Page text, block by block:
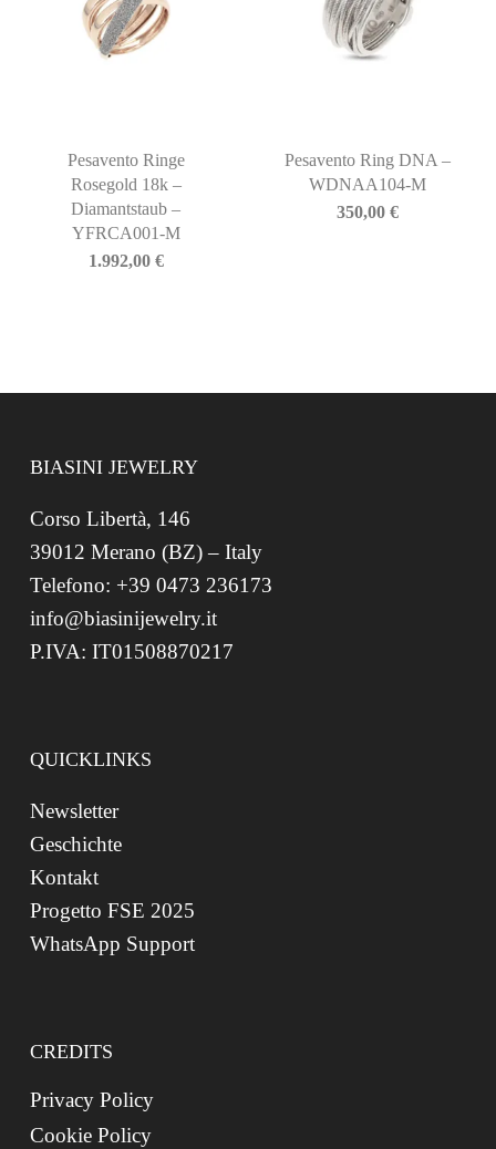
Pesavento Ringe
Rosegold 18k –
Diamantstaub –
YFRCA001-M
1.992,00 €
Pesavento Ring DNA –
WDNAA104-M
350,00€
BIASINI JEWELRY
Corso Libertà, 146
39012 Merano (BZ) – Italy
Telefono: +39 0473 236173
info@biasinijewelry.it
P.IVA: IT01508870217
QUICKLINKS
Newsletter
Geschichte
Kontakt
Progetto FSE 2025
WhatsApp Support
CREDITS
Privacy Policy
Cookie Policy